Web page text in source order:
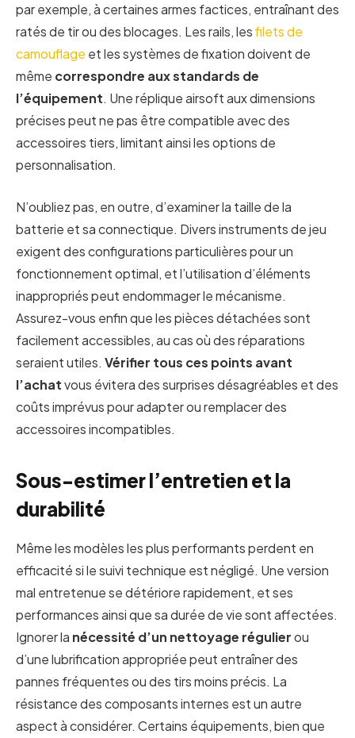
par exemple, à certaines armes factices, entraînant des
ratés de tir ou des blocages. Les rails, lesfilets de
camouflage et les systèmes de fixation doivent de
même correspondre aux standards de
l’équipement. Une réplique airsoft aux dimensions
précises peut ne pas être compatible avec des
accessoires tiers, limitant ainsi les options de
personnalisation.
N’oubliez pas, en outre, d’examiner la taille de la
batterie et sa connectique. Divers instruments de jeu
exigent des configurations particulières pour un
fonctionnement optimal, et l’utilisation d’éléments
inappropriés peut endommager le mécanisme.
Assurez-vous enfin que les pièces détachées sont
facilement accessibles, au cas où des réparations
seraient utiles. Vérifier tous ces points avant
l’achatvous évitera des surprises désagréables et des
coûts imprévus pour adapter ou remplacer des
accessoires incompatibles.
Sous-estimer l’entretien et la
durabilité
Même les modèles les plus performants perdent en
efficacité si le suivi technique est négligé. Une version
mal entretenue se détériore rapidement, et ses
performances ainsi que sa durée de vie sont affectées.
Ignorer la nécessité d’un nettoyage régulierou
d’une lubrification appropriée peut entraîner des
pannes fréquentes ou des tirs moins précis. La
résistance des composants internes est un autre
aspect à considérer. Certains équipements, bien que